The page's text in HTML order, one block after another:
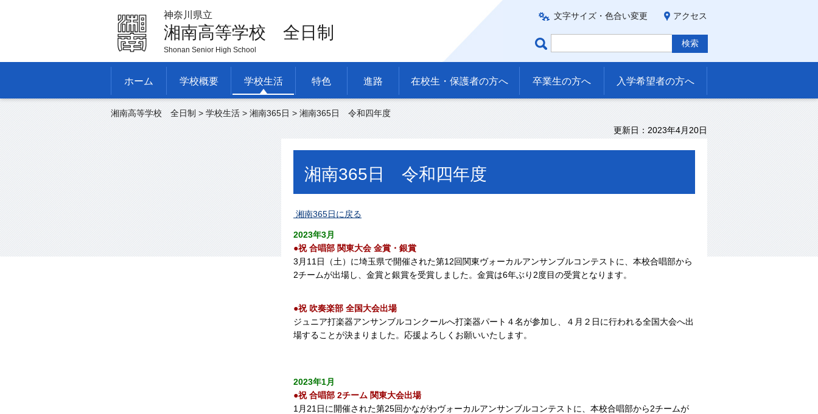
神奈川県立
湘南高等学校 全日制
Shonan Senior High School
文字サイズ・色合い変更 アクセス
ホーム 学校概要 学校生活 特色 進路 在校生・保護者の方へ 卒業生の方へ 入学希望者の方へ
湘南高等学校 全日制>学校生活>湘南365日> 湘南365日 令和四年度
更新日：2023年4月20日
湘南365日 令和四年度
湘南365日に戻る
2023年3月
●祝 合唱部 関東大会 金賞・銀賞
3月11日（土）に埼玉県で開催された第12回関東ヴォーカルアンサンブルコンテストに、本校合唱部から
2チームが出場し、金賞と銀賞を受賞しました。金賞は6年ぶり2度目の受賞となります。
●祝 吹奏楽部 全国大会出場
ジュニア打楽器アンサンブルコンクールへ打楽器パート４名が参加し、４月２日に行われる全国大会へ出
場することが決まりました。応援よろしくお願いいたします。
2023年1月
●祝 合唱部 2チーム 関東大会出場
1月21日に開催された第25回かながわヴォーカルアンサンブルコンテストに、本校合唱部から2チームが